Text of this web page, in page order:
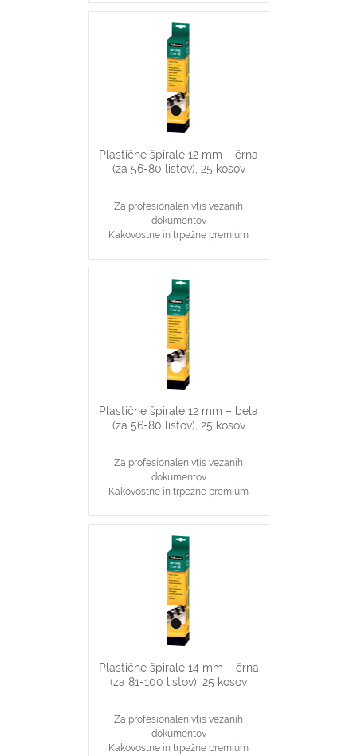
Najpopularnjši, ekonomičen in
vsestranski našin vezave dokumentov
10 mm špirale primerne za vezavo 41-
55 stranskih dokumentov
Primerno za katerikoli aparat za
plastične špirale na 21 lukenj, ki veže
do 55 listov
Plastične špirale 12 mm – črna
(za 56-80 listov), 25 kosov
Za profesionalen vtis vezanih
dokumentov
Kakovostne in trpežne premium
Najpopularnjši, ekonomičen in
vsestranski našin vezave dokumentov
12 mm špirale primerne za vezavo 56-
80 stranskih dokumentov
Primerno za katerikoli aparat za
plastične špirale na 21 lukenj, ki veže
do 80 listov
Plastične špirale 12 mm – bela
(za 56-80 listov), 25 kosov
Za profesionalen vtis vezanih
dokumentov
Kakovostne in trpežne premium
Najpopularnjši, ekonomičen in
vsestranski našin vezave dokumentov
12 mm špirale primerne za vezavo 56-
80 stranskih dokumentov
Primerno za katerikoli aparat za
plastične špirale na 21 lukenj, ki veže
do 80 listov
Plastične špirale 14 mm – črna
(za 81-100 listov), 25 kosov
Za profesionalen vtis vezanih
dokumentov
Kakovostne in trpežne premium